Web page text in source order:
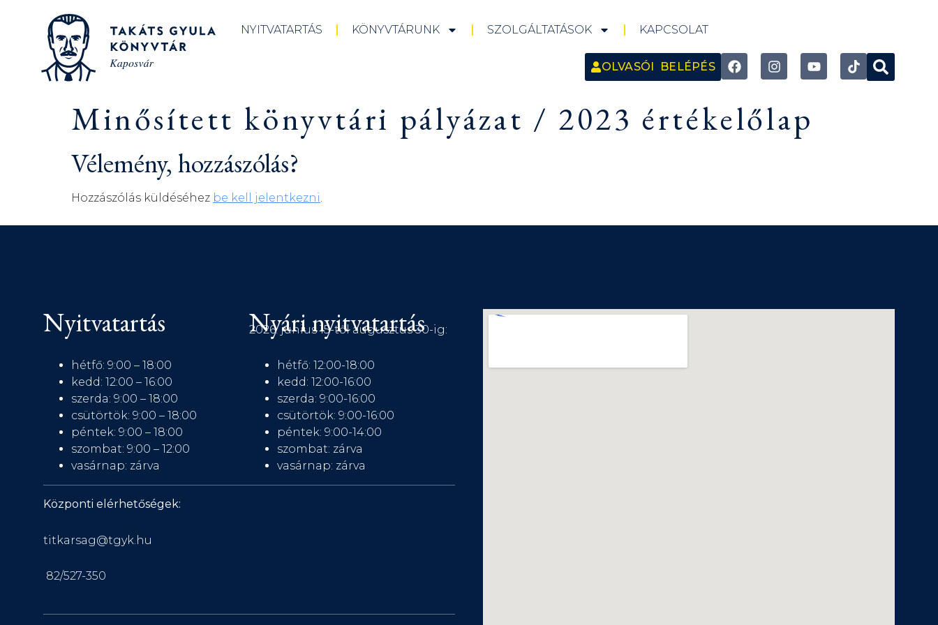
NYITVATARTÁS KÖNYVTÁRUNK SZOLGÁLTATÁSOK KAPCSOLAT
OLVASÓI BELÉPÉS
Minősített könyvtári pályázat / 2023 értékelőlap
Vélemény, hozzászólás?
Hozzászólás küldéséhez be kell jelentkezni.
Nyitvatartás
hétfő: 9:00 – 18:00
kedd: 12:00 – 16:00
szerda: 9:00 – 18:00
csütörtök: 9:00 – 18:00
péntek: 9:00 – 18:00
szombat: 9:00 – 12:00
vasárnap: zárva
Nyári nyitvatartás
2026. június 15-től augusztus 30-ig:
hétfő: 12:00-18:00
kedd: 12:00-16:00
szerda: 9:00-16:00
csütörtök: 9:00-16:00
péntek: 9:00-14:00
szombat: zárva
vasárnap: zárva
Központi elérhetőségek:
titkarsag@tgyk.hu
82/527-350